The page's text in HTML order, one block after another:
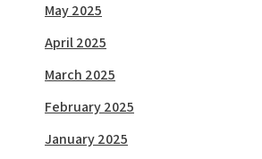
May 2025
April 2025
March 2025
February 2025
January 2025